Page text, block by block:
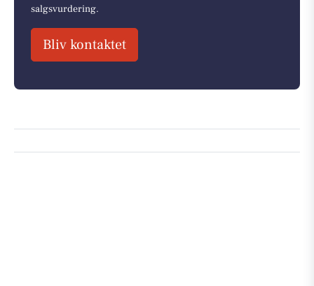
salgsvurdering.
Bliv kontaktet